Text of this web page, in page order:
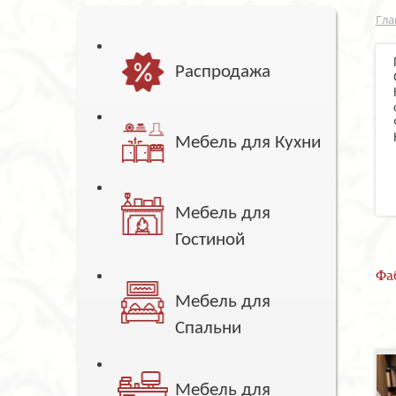
Распродажа
Мебель для Кухни
Мебель для
Гостиной
Мебель для
Спальни
Мебель для